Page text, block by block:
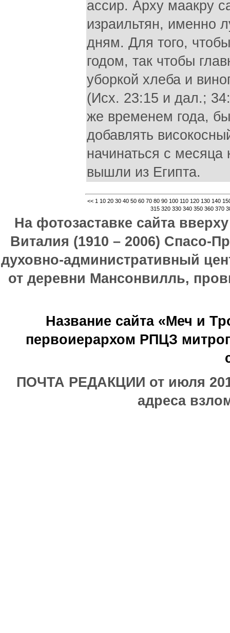
ассир. Арху маакру
израильтян, именно
дням. Для того,
годом, так чтобы
уборкой хлеба и
(Исх. 23:15 и дал.;
же временем года,
добавлять
начинаться с
вышли из Египта.
<< 1 10 20 30 40 50 60 70 80 90 100 110 120 130 140
315 320 330 340 350 360 370
На фотозаставке сайта
Виталия (1910 – 2006) Спасо-
духовно-административный
от деревни Мансонвилль,
Название сайта «Меч и
первоиерархом РПЦЗ
ПОЧТА РЕДАКЦИИ от июля
адреса